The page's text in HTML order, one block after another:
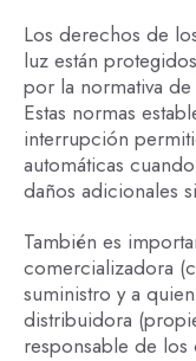
Los derechos de
luz están
por la normativa
Estas normas
interrupción
automáticas
daños adicionales
También es
comercializadora
suministro y a
distribuidora
responsable de los